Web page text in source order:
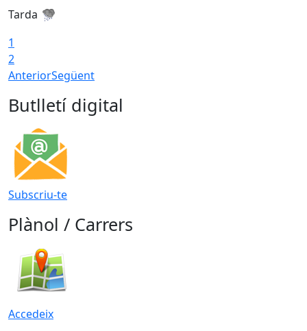
Tarda
1
2
AnteriorSegüent
Butlletí digital
Subscriu-te
Plànol / Carrers
Accedeix